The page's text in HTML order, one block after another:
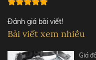
Đánh giá bài viết!
Bài viết xem nhiều
Giá